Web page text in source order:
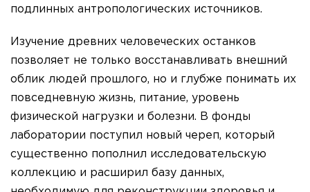
подлинных антропологических источников.
Изучение древних человеческих останков
позволяет не только восстанавливать внешний
облик людей прошлого, но и глубже понимать их
повседневную жизнь, питание, уровень
физической нагрузки и болезни. В фонды
лаборатории поступил новый череп, который
существенно пополнил исследовательскую
коллекцию и расширил базу данных,